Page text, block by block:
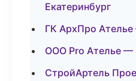
Екатеринбург
ГК АрхПро
ООО Pro Ателье —
СтройАртель